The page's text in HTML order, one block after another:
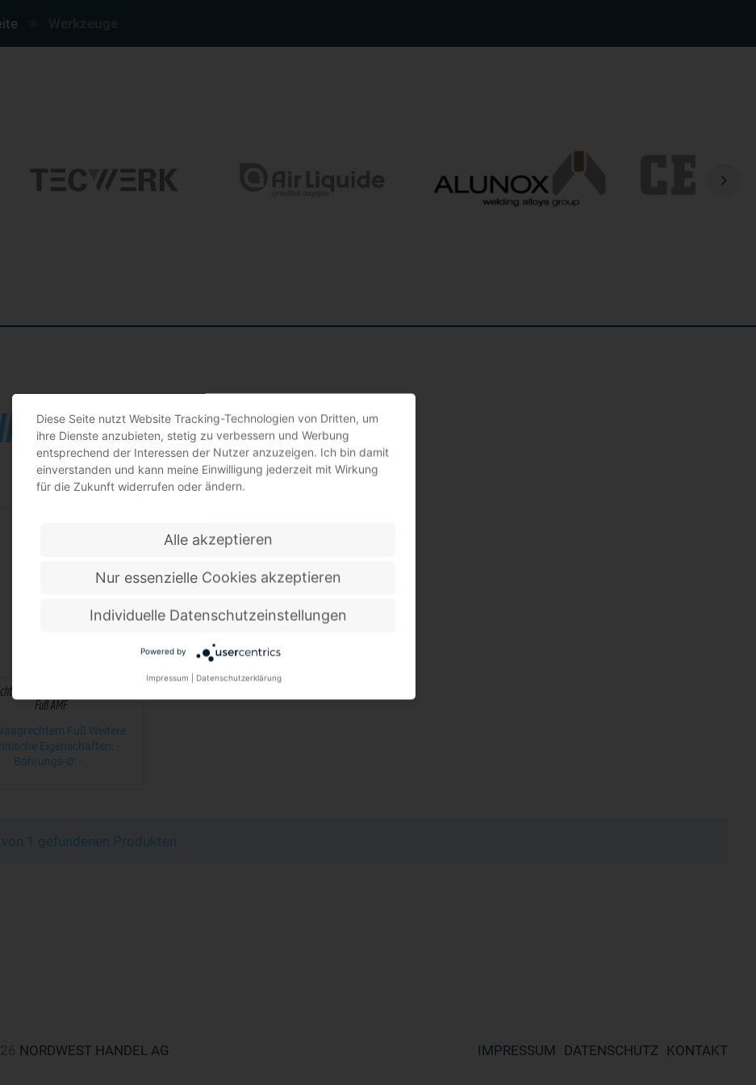
Nr. 6800 waagrechter
Fuß AMF
Fuß Weitere
Eigenschaften: ·
Bohrungs-Ø: ·…
von 1 gefundenen Produkten
IMPRESSUM DATENSCHUTZ KONTAKT
NORDWEST HANDEL AG
Diese Seite nutzt Website Tracking-Technologien von Dritten, um
ihre Dienste anzubieten, stetig zu verbessern und Werbung
entsprechend der Interessen der Nutzer anzuzeigen. Ich bin damit
einverstanden und kann meine Einwilligung jederzeit mit Wirkung
für die Zukunft widerrufen oder ändern.
Alle akzeptieren
Nur essenzielle Cookies akzeptieren
Individuelle Datenschutzeinstellungen
Powered by
Impressum Datenschutzerklärung